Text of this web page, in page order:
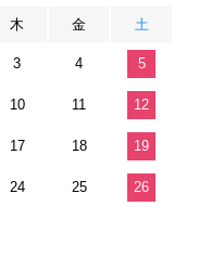
木 金 土
3 4 5
10 11 12
17 18 19
24 25 26